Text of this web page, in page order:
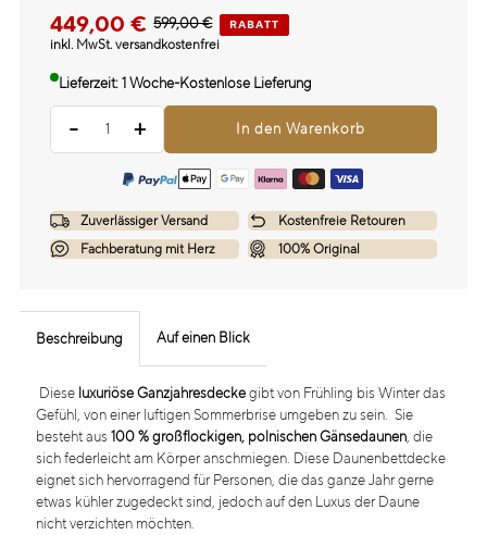
449,00 € 599,00 € RABATT
inkl. MwSt. versandkostenfrei
Lieferzeit: 1 Woche-Kostenlose Lieferung
- +
Zuverlässiger Versand
Kostenfreie Retouren
Fachberatung mit Herz
100% Original
Beschreibung Auf einen Blick
Diese luxuriöse Ganzjahresdeckegibt von Frühling bis Winter das
Gefühl, von einer luftigen Sommerbrise umgeben zu sein. Sie
besteht aus 100 % großflockigen, polnischen Gänsedaunen, die
sich federleicht am Körper anschmiegen. Diese Daunenbettdecke
eignet sich hervorragend für Personen, die das ganze Jahr gerne
etwas kühler zugedeckt sind, jedoch auf den Luxus der Daune
nicht verzichten möchten.